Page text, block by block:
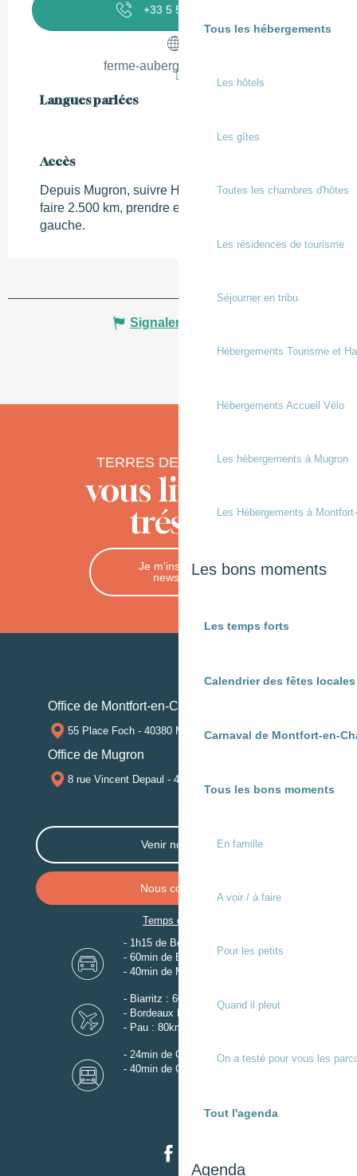
Tous les hébergements
Les hôtels
Les gîtes
Toutes les chambres d'hôtes
Les résidences de tourisme
Séjourner en tribu
Hébergements Tourisme et
Hébergements Accueil Vélo
Les hébergements à Mugron
Les Hébergements à
Les bons moments
Les temps forts
Calendrier des fêtes
Carnaval de Montfort-en-
Tous les bons moments
En famille
A voir / à faire
Pour les petits
Quand il pleut
On a testé pour vous les
Tout l'agenda
Agenda
+33 5 58 97 74
ferme-auberge-marquine.fr
Langues parlées
Langues parlées
Accès
Accès
Depuis Mugron, suivre Hagetmau par la D18,
faire 2.500 km, prendre en bas de la côte, à
gauche.
Signaler une erreur
TERRES DE CHALOSSE
vous livre ses
trésors
Je m'inscris à la
newsletter
Office de Montfort-en-Chalosse
55 Place Foch - 40380 MONTFORT-EN-CHALOSSE
Office de Mugron
8 rue Vincent Depaul - 40250 MUGRON
Venir nous voir
Nous contacter
Temps de trajet
- 1h15 de Bordeaux
- 60min de Biarritz
- 40min de Mont-de-Marsan
- Biarritz : 60km
- Bordeaux Mérignac : 110km
- Pau : 80km
- 24min de Gare de Dax
- 40min de Gare de Mont-de-Marsan